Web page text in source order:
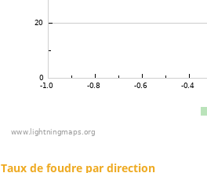
Taux de foudre par direction